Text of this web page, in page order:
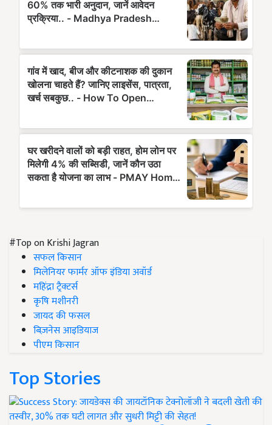
#Top on Krishi Jagran
सफल किसान
मिलेनियर फार्मर ऑफ इंडिया अवॉर्ड
महिंद्रा ट्रैक्टर्स
कृषि मशीनरी
जायद की फसल
बिज़नेस आइडियाज
पीएम किसान
Top Stories